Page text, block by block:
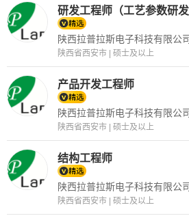
研发工程师（工艺参数研发
陕西拉普拉斯电子科技有限公
陕西省西安市 | 硕士及以上
产品开发工程师
陕西拉普拉斯电子科技有限公
陕西省西安市 | 硕士及以上
结构工程师
陕西拉普拉斯电子科技有限公
陕西省西安市 | 硕士及以上